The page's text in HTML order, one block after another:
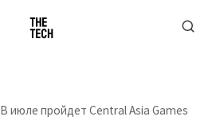
В июле пройдет Central Asia Games